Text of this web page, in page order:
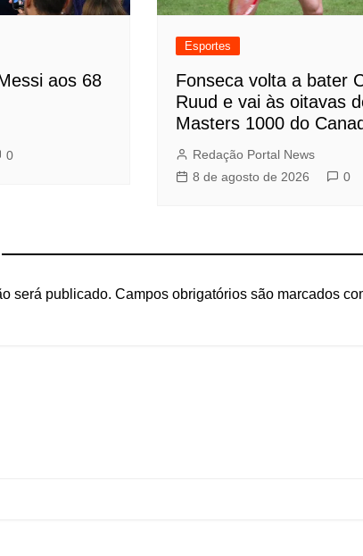
aos 68
0
Esportes
Fonseca volta a bater
Ruud e vai às oitavas
Masters 1000 do
Redação Portal News
8 de agosto de 2026
0
será publicado. Campos obrigatórios são marcados